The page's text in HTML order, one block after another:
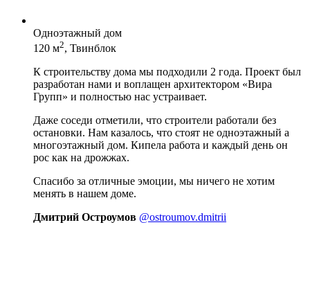
Одноэтажный дом
120 м2, Твинблок
К строительству дома мы подходили 2 года. Проект был
разработан нами и воплащен архитектором «Вира
Групп» и полностью нас устраивает.
Даже соседи отметили, что строители работали без
остановки. Нам казалось, что стоят не одноэтажный а
многоэтажный дом. Кипела работа и каждый день он
рос как на дрожжах.
Спасибо за отличные эмоции, мы ничего не хотим
менять в нашем доме.
Дмитрий Остроумов @ostroumov.dmitrii